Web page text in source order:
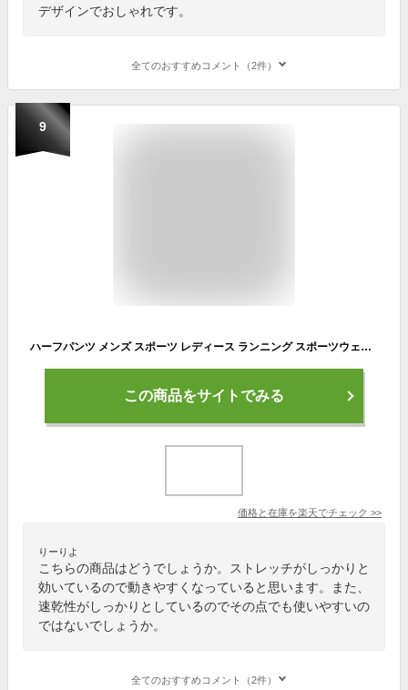
デザインでおしゃれです。
全てのおすすめコメント（2件）
9
ハーフパンツ メンズ スポーツ レディース ランニング スポーツウェア ジャージ ジュニア 子供 ランニングウェア 春 夏 短パン トレーニングウェア ショートパンツ ジム 大きいサイズ
この商品をサイトでみる
価格と在庫を楽天でチェック >>
りーりよ
こちらの商品はどうでしょうか。ストレッチがしっかりと
効いているので動きやすくなっていると思います。また、
速乾性がしっかりとしているのでその点でも使いやすいの
ではないでしょうか。
全てのおすすめコメント（2件）